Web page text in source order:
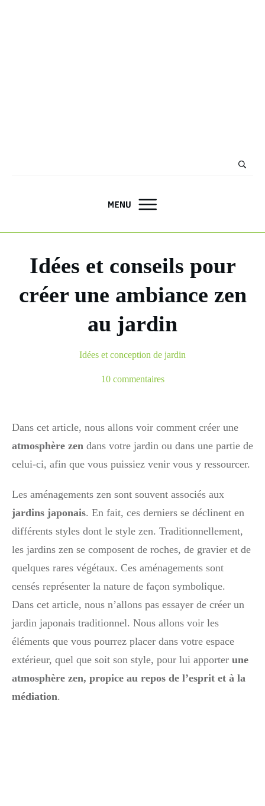
Idées et conseils pour
créer une ambiance zen
au jardin
Idées et conception de jardin
10commentaires
Dans cet article, nous allons voir comment créer une
atmosphère zen dans votre jardin ou dans une partie de
celui-ci, afin que vous puissiez venir vous y ressourcer.
Les aménagements zen sont souvent associés aux
jardins japonais. En fait, ces derniers se déclinent en
différents styles dont le style zen. Traditionnellement,
les jardins zen se composent de roches, de gravier et de
quelques rares végétaux. Ces aménagements sont
censés représenter la nature de façon symbolique.
Dans cet article, nous n’allons pas essayer de créer un
jardin japonais traditionnel. Nous allons voir les
éléments que vous pourrez placer dans votre espace
extérieur, quel que soit son style, pour lui apporter une
atmosphère zen, propice au repos de l’esprit et à la
médiation.